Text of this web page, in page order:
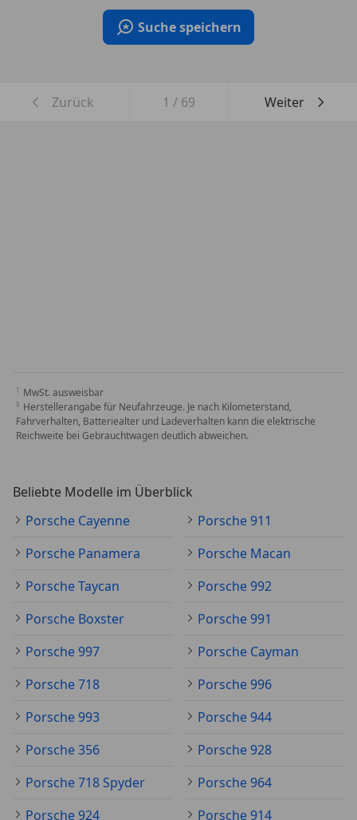
Suche speichern
Zurück 1 / 69 Weiter
MwSt. ausweisbar
Herstellerangabe für Neufahrzeuge. Je nach Kilometerstand,
Fahrverhalten, Batteriealter und Ladeverhalten kann die elektrische
Reichweite bei Gebrauchtwagen deutlich abweichen.
Beliebte Modelle im Überblick
Porsche Cayenne
Porsche 911
Porsche Panamera
Porsche Macan
Porsche Taycan
Porsche 992
Porsche Boxster
Porsche 991
Porsche 997
Porsche Cayman
Porsche 718
Porsche 996
Porsche 993
Porsche 944
Porsche 356
Porsche 928
Porsche 718 Spyder
Porsche 964
Porsche 924
Porsche 914